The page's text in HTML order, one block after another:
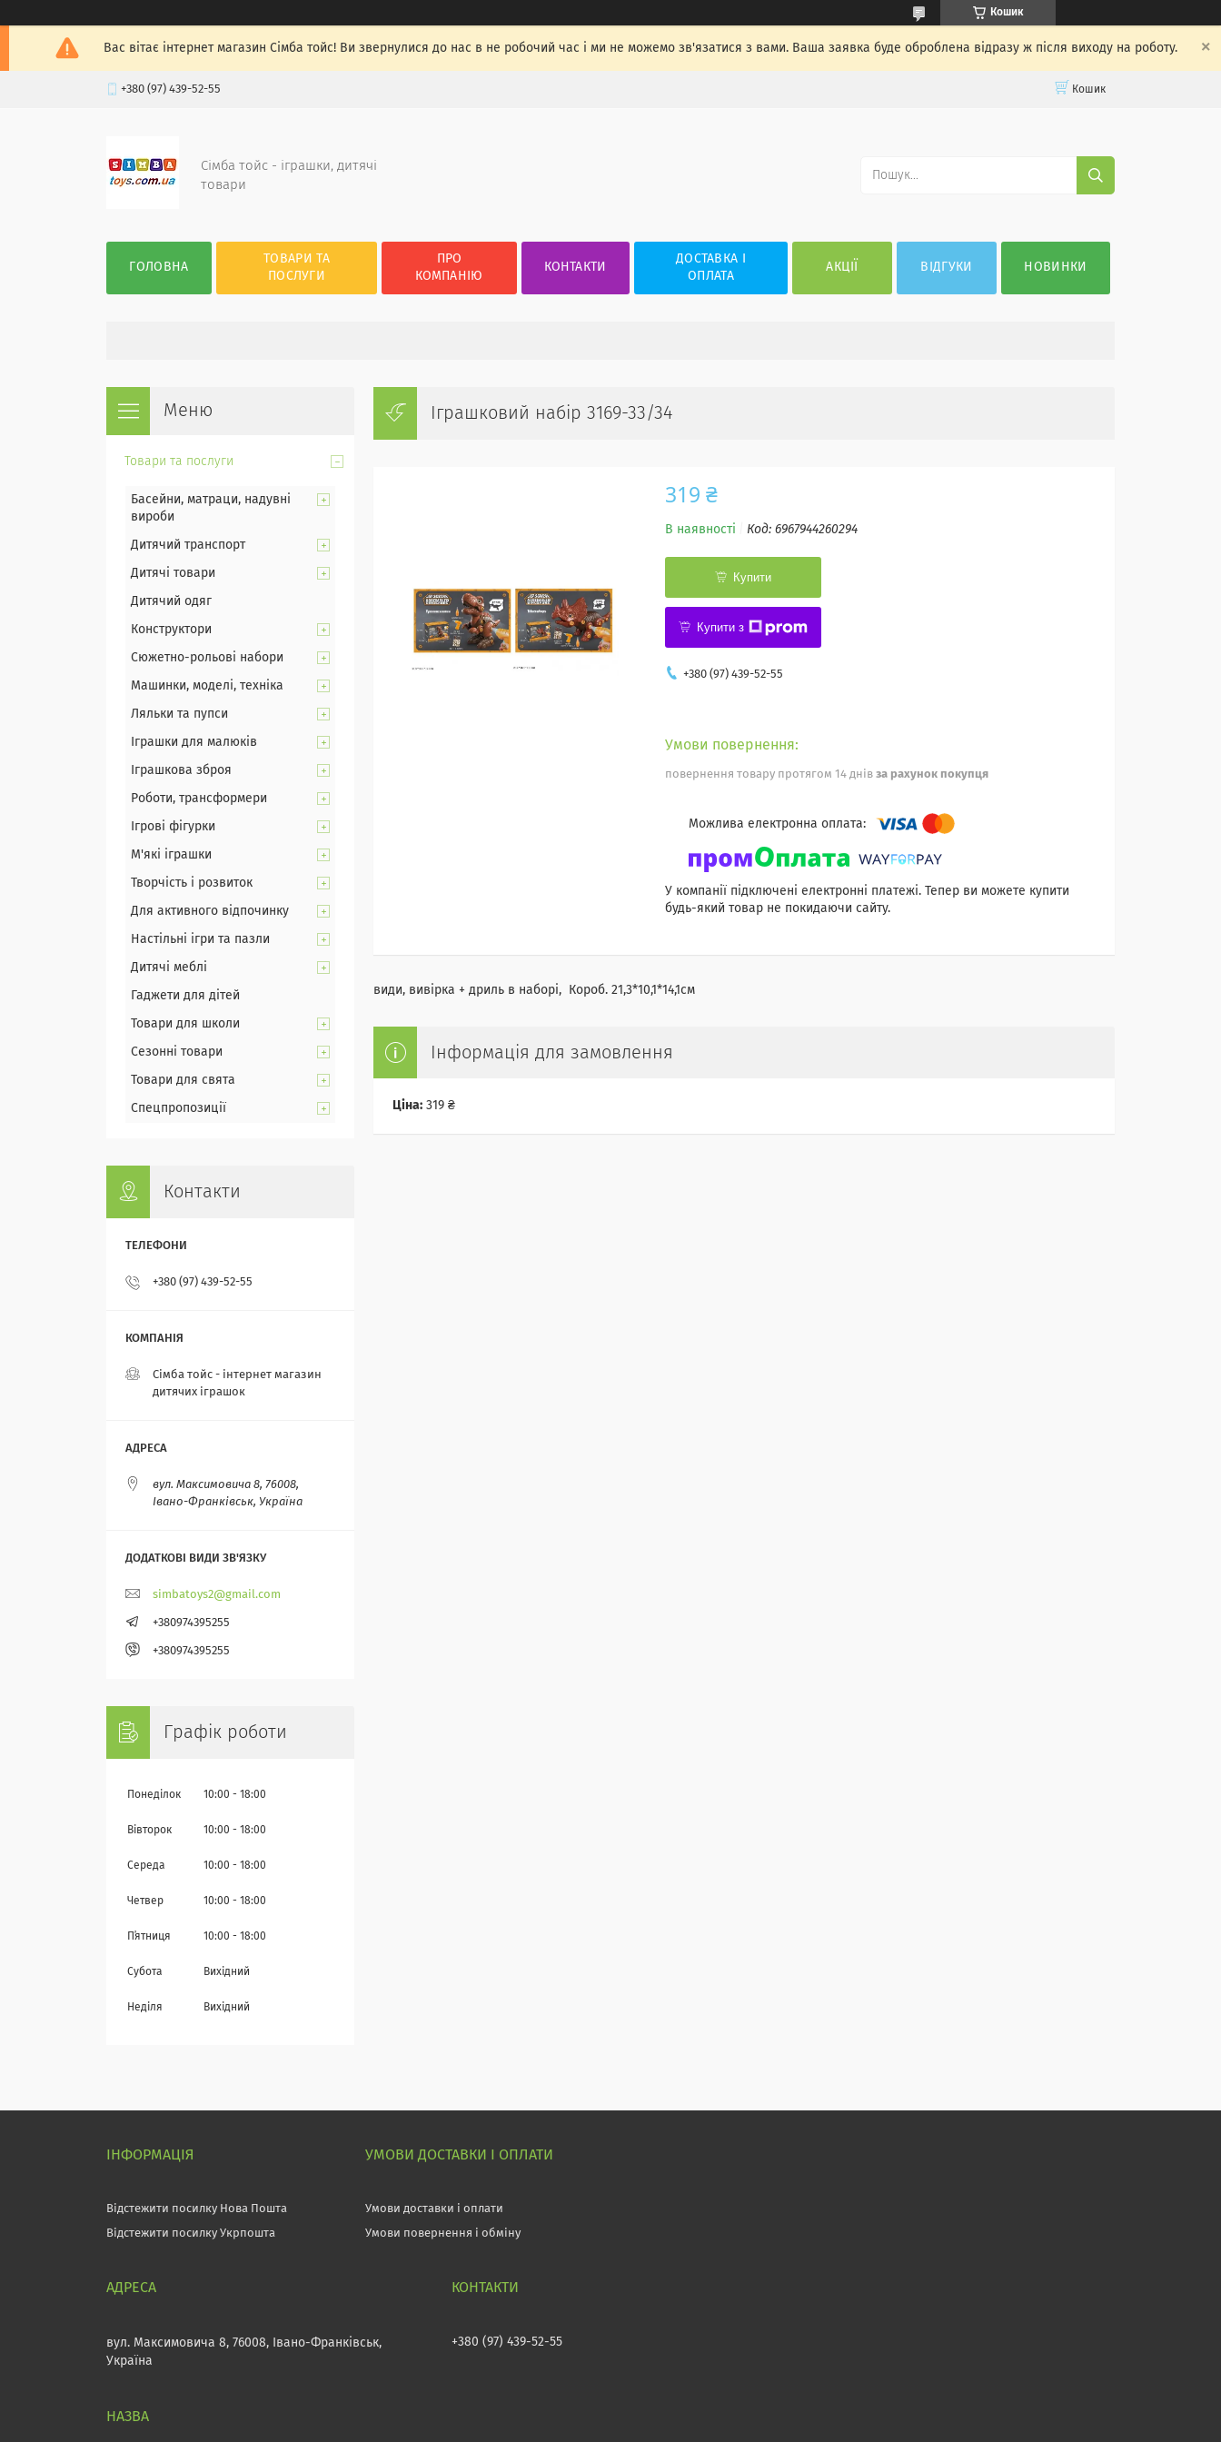
Кошик
Вас вітає інтернет магазин Сімба тойс! Ви звернулися до нас в не робочий час і ми не можемо зв'язатися з вами. Ваша заявка буде оброблена відразу ж після виходу на роботу.
+380 (97) 439-52-55 Кошик
Сімба тойс - іграшки, дитячі
товари
ГОЛОВНА
ТОВАРИ ТА
ПОСЛУГИ
ПРО
КОМПАНІЮ
КОНТАКТИ
ДОСТАВКА І
ОПЛАТА
АКЦІЇ ВІДГУКИ НОВИНКИ
Іграшковий набір 3169-33/34
319 ₴
В наявності Код: 6967944260294
Купити
Купити з
+380 (97) 439-52-55
повернення товару протягом 14 днів за рахунок покупця
У компанії підключені електронні платежі. Тепер ви можете купити
будь-який товар не покидаючи сайту.
види, вивірка + дриль в наборі, Короб. 21,3*10,1*14,1см
Інформація для замовлення
Ціна: 319 ₴
Товари та послуги
Басейни, матраци, надувні
вироби
Дитячий транспорт
Дитячі товари
Дитячий одяг
Конструктори
Сюжетно-рольові набори
Машинки, моделі, техніка
Ляльки та пупси
Іграшки для малюків
Іграшкова зброя
Роботи, трансформери
Ігрові фігурки
М'які іграшки
Творчість і розвиток
Для активного відпочинку
Настільні ігри та пазли
Дитячі меблі
Гаджети для дітей
Товари для школи
Сезонні товари
Товари для свята
Спецпропозиції
Контакти
+380 (97) 439-52-55
Сімба тойс - інтернет магазин
дитячих іграшок
вул. Максимовича 8, 76008,
Івано-Франківськ, Україна
simbatoys2@gmail.com
+380974395255
+380974395255
Графік роботи
Понеділок 10:00 18:00
Вівторок 10:00 18:00
Середа 10:00 18:00
Четвер 10:00 18:00
Пʼятниця 10:00 18:00
Субота Вихідний
Неділя Вихідний
ІНФОРМАЦІЯ
Відстежити посилку Нова Пошта
Відстежити посилку Укрпошта
УМОВИ ДОСТАВКИ І ОПЛАТИ
Умови доставки і оплати
Умови повернення і обміну
вул. Максимовича 8, 76008, Івано-Франківськ,
Україна
+380 (97) 439-52-55